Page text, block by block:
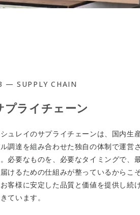
— SUPPLY CHAIN
プライチェーン
ュレイのサプライチェーンは、国内生
調達を組み合わせた独自の体制で運営
必要なものを、必要なタイミングで、
けるための仕組みが整っているからこ
客様に安定した品質と価値を提供し続
ています。